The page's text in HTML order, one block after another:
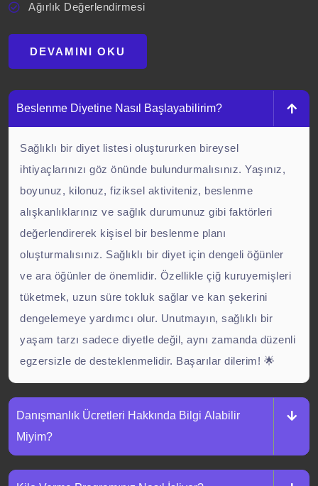
Ağırlık Değerlendirmesi
DEVAMINI OKU
Beslenme Diyetine Nasıl Başlayabilirim?
Sağlıklı bir diyet listesi oluştururken bireysel
ihtiyaçlarınızı göz önünde bulundurmalısınız. Yaşınız,
boyunuz, kilonuz, fiziksel aktiviteniz, beslenme
alışkanlıklarınız ve sağlık durumunuz gibi faktörleri
değerlendirerek kişisel bir beslenme planı
oluşturmalısınız. Sağlıklı bir diyet için dengeli öğünler
ve ara öğünler de önemlidir. Özellikle çiğ kuruyemişleri
tüketmek, uzun süre tokluk sağlar ve kan şekerini
dengelemeye yardımcı olur. Unutmayın, sağlıklı bir
yaşam tarzı sadece diyetle değil, aynı zamanda düzenli
egzersizle de desteklenmelidir. Başarılar dilerim! 🌟
Danışmanlık Ücretleri Hakkında Bilgi Alabilir
Miyim?